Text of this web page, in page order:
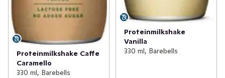
Proteinmilkshake Caffe
Caramello
330 ml, Barebells
Proteinmilkshake
Vanilla
330 ml, Barebells